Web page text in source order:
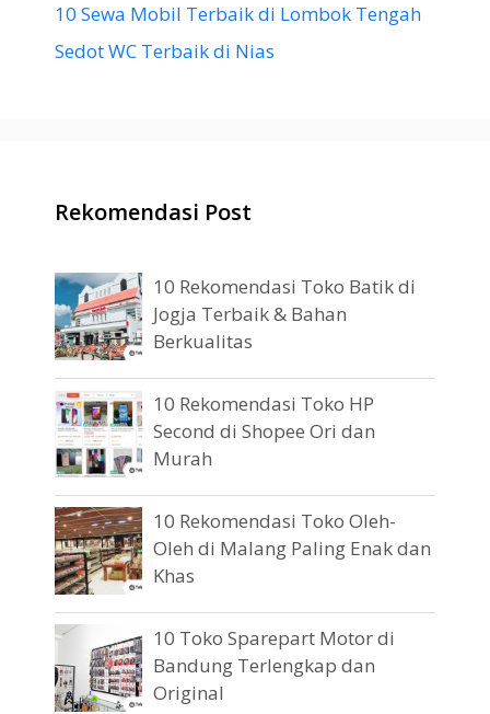
10 Sewa Mobil Terbaik di Lombok Tengah
Sedot WC Terbaik di Nias
Rekomendasi Post
10 Rekomendasi Toko Batik di
Jogja Terbaik & Bahan
Berkualitas
10 Rekomendasi Toko HP
Second di Shopee Ori dan
Murah
10 Rekomendasi Toko Oleh-
Oleh di Malang Paling Enak dan
Khas
10 Toko Sparepart Motor di
Bandung Terlengkap dan
Original